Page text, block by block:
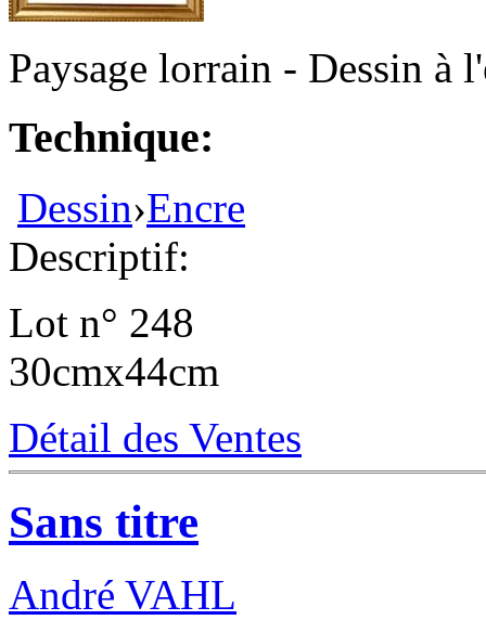
Paysage lorrain - Dessin à
Technique:
Dessin›Encre
Descriptif:
Lot n° 248
30cmx44cm
Détail des Ventes
Sans titre
André VAHL